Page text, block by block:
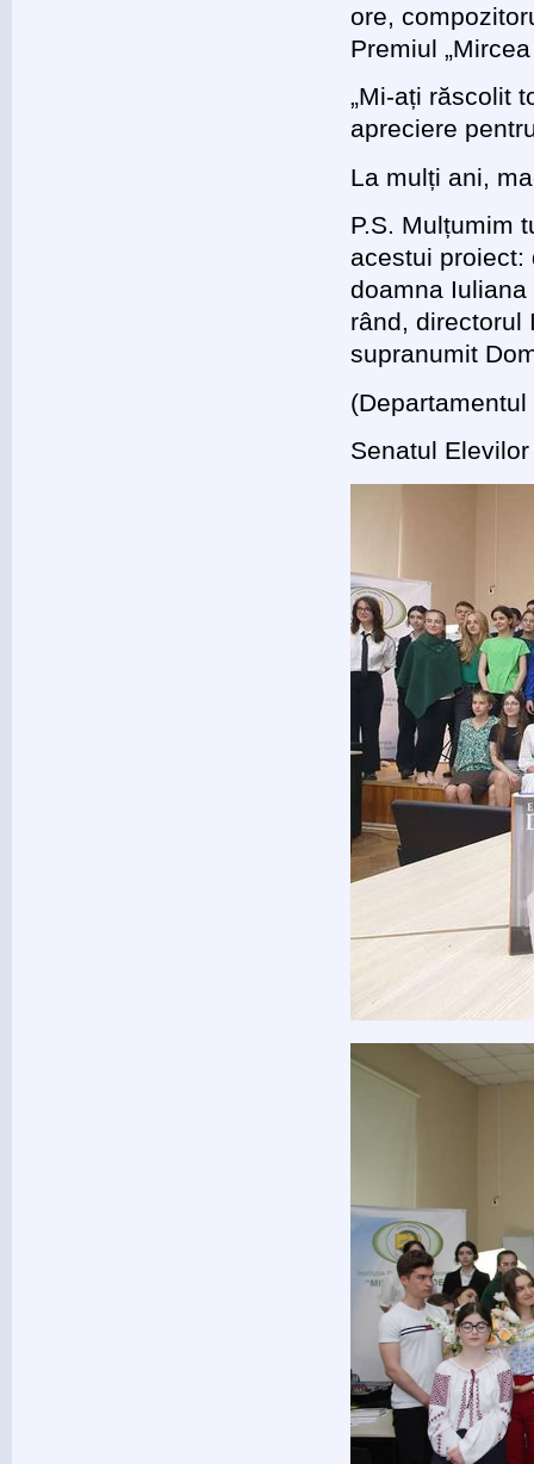
ore,
Premiul
„Mi-ați răscolit
apreciere
La mulți ani,
P.S. Mulțumim
acestui proiect:
doamna
rând, directorul
supranumit
Senatul